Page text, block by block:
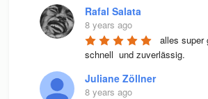
Rafal Salata
8 years ago
alles super
schnell  und zuverlässig.
Juliane Zöllner
8 years ago